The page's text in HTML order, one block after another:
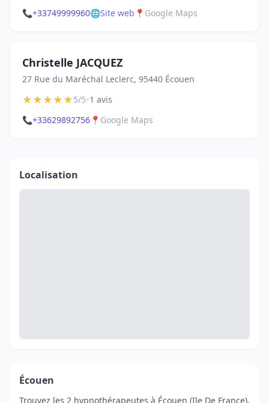
📞+33749999960🌐Site web 📍 Google Maps
Christelle JACQUEZ
27 Rue du Maréchal Leclerc, 95440 Écouen
★★★★★5/5•1 avis
📞+33629892756 📍 Google Maps
Localisation
Écouen
Trouvez les 2 hypnothérapeutes à Écouen (Ile De France).